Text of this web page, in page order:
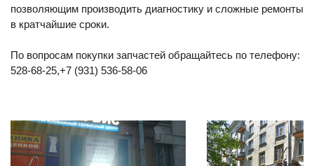
позволяющим производить диагностику и сложные ремонты
в кратчайшие сроки.
По вопросам покупки запчастей обращайтесь по телефону:
528-68-25,+7 (931) 536-58-06